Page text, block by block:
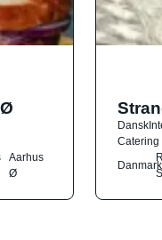
Aarhus
Ø
Dansk
Catering
Danmark